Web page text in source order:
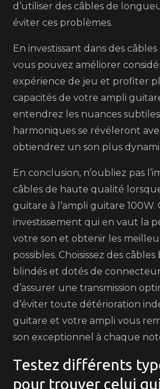
d’utiliser des câbles de
éviter ces problèmes.
En investissant dans des
vous pouvez améliorer
expérience de jeu et profiter
capacités de votre ampli
entendrez les nuances
harmoniques se révéleront
obtiendrez un son plus
En conclusion, n’oubliez pas
câbles de haute qualité
guitare à l’ampli guitare 100W.
investissement qui en vaut la
votre son et obtenir les
possibles. Choisissez des
blindés et dotés de
d’assurer une transmission
d’éviter toute détérioration
guitare et votre ampli vous
son exceptionnel à chaque
Testez différents
pour trouver celui